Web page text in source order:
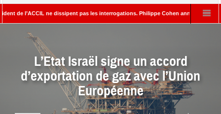
ne dissipent pas les interrogations. Philippe Cohen annonce se réserver
– Rédacteur en chef d’Israël Actualités
L’Etat Israël signe un accord
d’exportation de gaz avec l’Union
Européenne